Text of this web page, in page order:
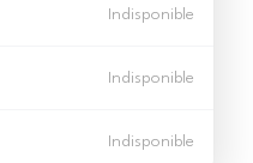
Indisponible
Indisponible
Indisponible